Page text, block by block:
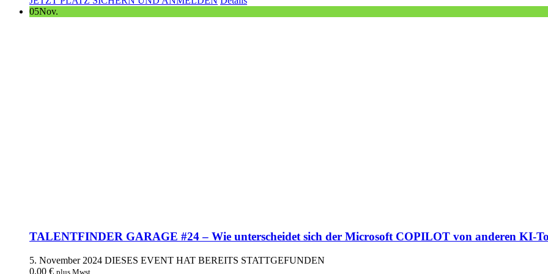
05Nov.
TALENTFINDER GARAGE #24 – Wie unterscheidet sich der Microsoft COPILOT von anderen KI-
5. November 2024 DIESES EVENT HAT BEREITS STATTGEFUNDEN
0,00 € plus Mwst.